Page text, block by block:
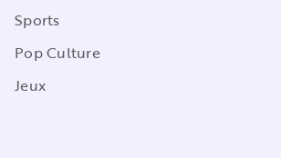
Sports
Pop Culture
Jeux